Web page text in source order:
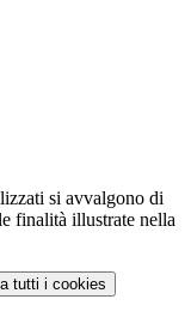
si avvalgono di
finalità illustrate nella
tutti i cookies